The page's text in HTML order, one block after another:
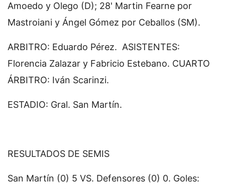
Amoedo y Olego (D); 28' Martin Fearne por
Mastroiani y Ángel Gómez por Ceballos (SM).
ARBITRO: Eduardo Pérez. ASISTENTES:
Florencia Zalazar y Fabricio Estebano. CUARTO
ÁRBITRO: Iván Scarinzi.
ESTADIO: Gral. San Martín.
RESULTADOS DE SEMIS
San Martín (0) 5 VS. Defensores (0) 0. Goles: